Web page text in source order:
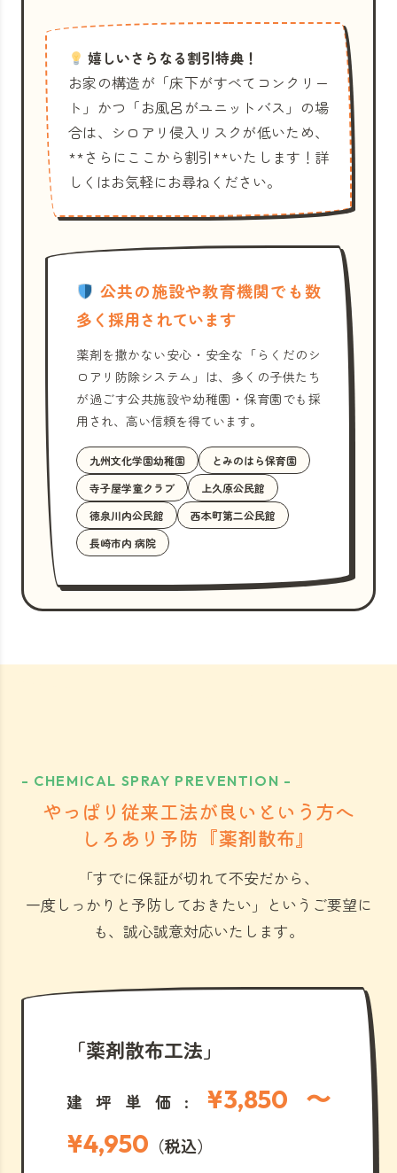
嬉しいさらなる割引特典！
お家の構造が「床下がすべてコンクリー
ト」かつ「お風呂がユニットバス」の場
合は、シロアリ侵入リスクが低いため、
**さらにここから割引**いたします！詳
しくはお気軽にお尋ねください。
公共の施設や教育機関でも数
多く採用されています
薬剤を撒かない安心・安全な「らくだのシ
ロアリ防除システム」は、多くの子供たち
が過ごす公共施設や幼稚園・保育園でも採
用され、高い信頼を得ています。
九州文化学園幼稚園
とみのはら保育園
寺子屋学童クラブ
上久原公民館
徳泉川内公民館
西本町第二公民館
長崎市内 病院
- CHEMICAL SPRAY PREVENTION -
やっぱり従来工法が良いという方へ
しろあり予防『薬剤散布』
「すでに保証が切れて不安だから、
一度しっかりと予防しておきたい」 というご要望に
も、誠心誠意対応いたします。
「薬剤散布工法」
建坪単価: ¥3,850 〜
¥4,950 （税込）